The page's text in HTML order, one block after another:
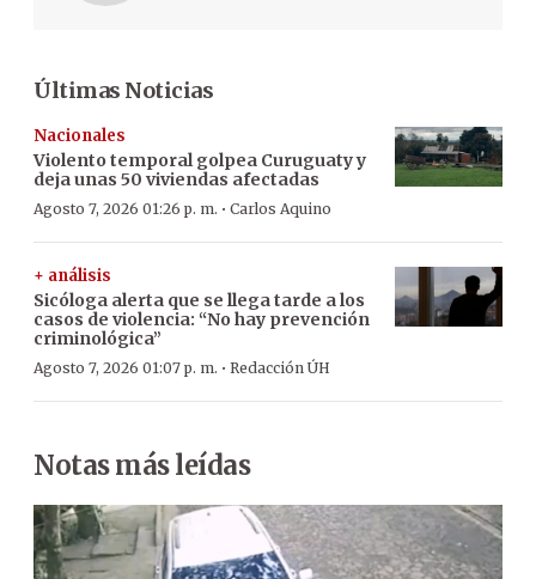
Últimas Noticias
Nacionales
Violento temporal golpea Curuguaty y
deja unas 50 viviendas afectadas
Agosto 7, 2026 01:26 p. m. · Carlos Aquino
+ análisis
Sicóloga alerta que se llega tarde a los
casos de violencia: “No hay prevención
criminológica”
Agosto 7, 2026 01:07 p. m. · Redacción ÚH
Notas más leídas